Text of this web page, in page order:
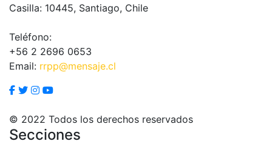
Casilla: 10445, Santiago, Chile
Teléfono:
+56 2 2696 0653
Email: rrpp@mensaje.cl
© 2022 Todos los derechos reservados
Secciones